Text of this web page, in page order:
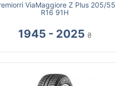
ViaMaggiore Z Plus 205/55
R16 91H
1945 - 2025 ₴